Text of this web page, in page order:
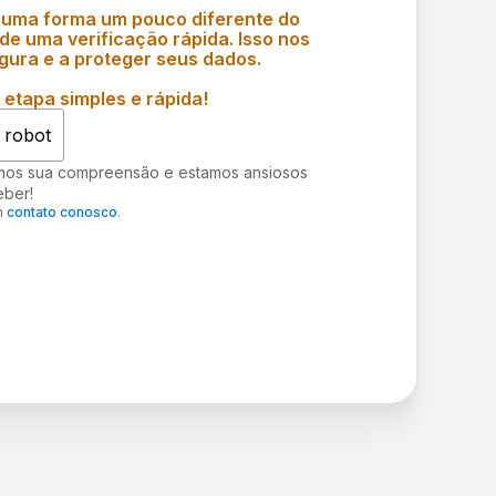
forma um pouco diferente do
uma verificação rápida. Isso nos
e a proteger seus dados.
simples e rápida!
robot
sua compreensão e estamos ansiosos
contato conosco.